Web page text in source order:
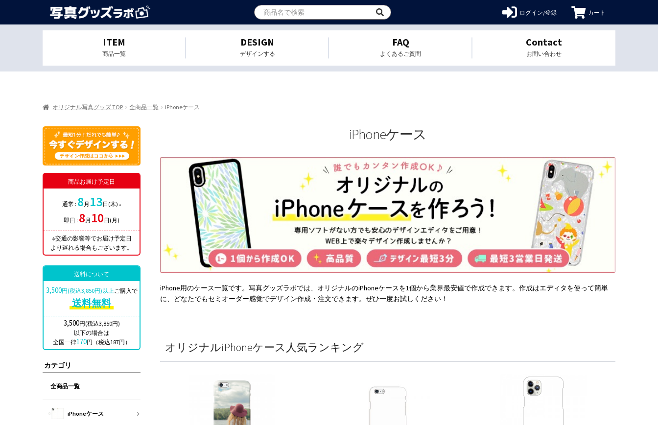
ログイン/登録 カート
ITEM
商品一覧
DESIGN
デザインする
FAQ
よくあるご質問
Contact
お問い合わせ
オリジナル写真グッズ TOP 全商品一覧 iPhoneケース
iPhoneケース
iPhone用のケース一覧です。写真グッズラボでは、オリジナルのiPhoneケースを1個から業界最安値で作成できます。作成はエディタを使って簡単
に、どなたでもセミオーダー感覚でデザイン作成・注文できます。ぜひ一度お試しください！
オリジナルiPhoneケース人気ランキング
商品お届け予定日
通常 : 8 月 13日(木) ※
即日 : 8 月 10 日(月)
※交通の影響等でお届け予定日
より遅れる場合もございます。
送料について
3,500円(税込3,850円)以上ご購入で
送料無料
3,500円(税込3,850円)
以下の場合は
全国一律170円（税込187円）
カテゴリ
全商品一覧
iPhoneケース